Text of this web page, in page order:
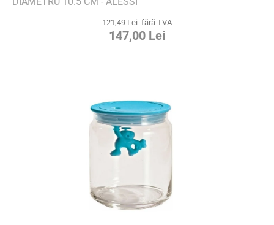
121,49 Lei fără TVA
147,00 Lei